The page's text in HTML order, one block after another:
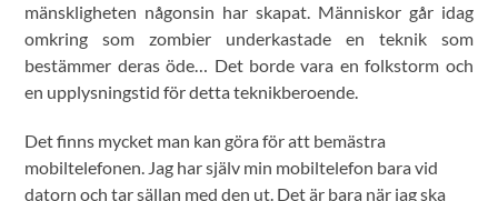
mänskligheten någonsin har skapat. Människor går idag
omkring som zombier underkastade en teknik som
bestämmer deras öde… Det borde vara en folkstorm och
en upplysningstid för detta teknikberoende.
Det finns mycket man kan göra för att bemästra
mobiltelefonen. Jag har själv min mobiltelefon bara vid
datorn och tar sällan med den ut. Det är bara när jag ska